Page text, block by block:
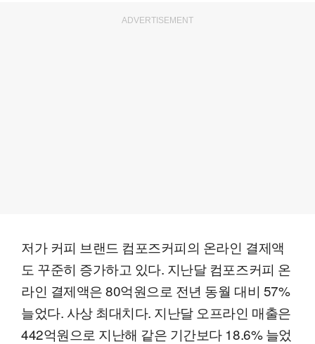
ADVERTISEMENT
저가 커피 브랜드 컴포즈커피의 온라인 결제액
도 꾸준히 증가하고 있다. 지난달 컴포즈커피 온
라인 결제액은 80억원으로 전년 동월 대비 57%
늘었다. 사상 최대치다. 지난달 오프라인 매출은
442억원으로 지난해 같은 기간보다 18.6% 늘었